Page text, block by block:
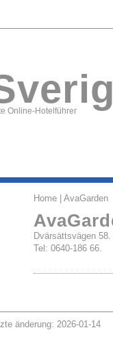
Online-Hotelführer
Home | AvaGarden
Dvärsättsvägen
Tel: 0640-186 66.
änderung: 2026-01-14